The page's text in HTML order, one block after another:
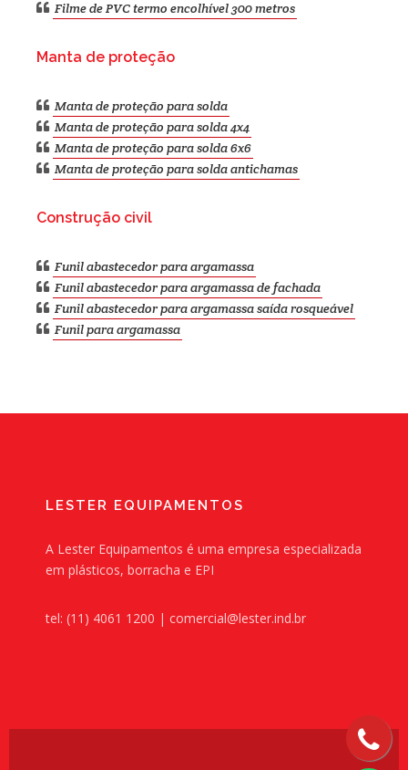
Filme de PVC termo encolhível 300 metros
Manta de proteção
Manta de proteção para solda
Manta de proteção para solda 4x4
Manta de proteção para solda 6x6
Manta de proteção para solda antichamas
Construção civil
Funil abastecedor para argamassa
Funil abastecedor para argamassa de fachada
Funil abastecedor para argamassa saída rosqueável
Funil para argamassa
LESTER EQUIPAMENTOS
A Lester Equipamentos é uma empresa especializada
em plásticos, borracha e EPI
tel: (11) 4061 1200 | comercial@lester.ind.br